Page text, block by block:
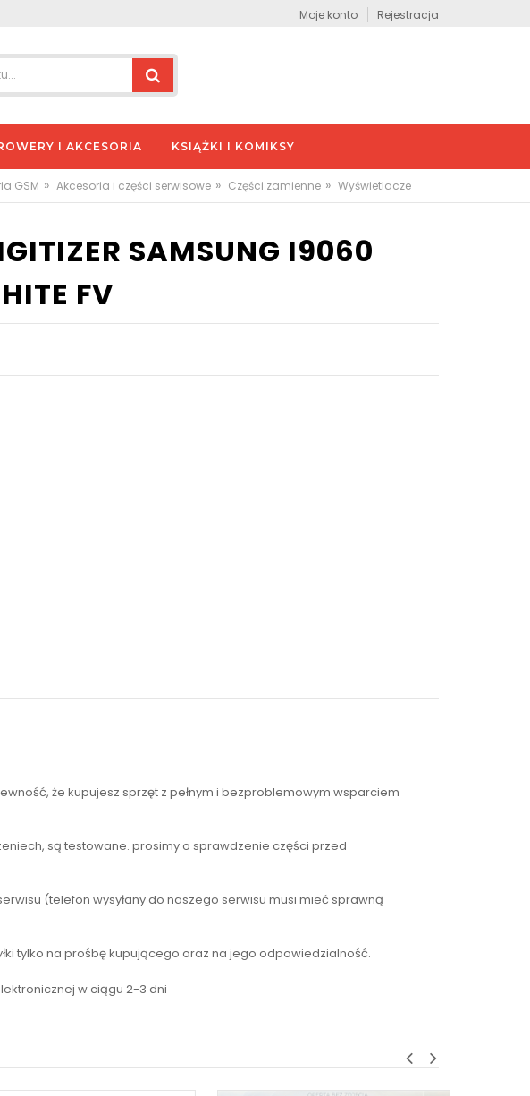
Moje konto Rejestracja
I AKCESORIA KSIĄŻKI I KOMIKSY
GSM » Akcesoria i części serwisowe » Części zamienne » Wyświetlacze
SAMSUNG I9060
FV
że kupujesz sprzęt z pełnym i bezproblemowym wsparciem
są testowane. prosimy o sprawdzenie części przed
(telefon wysyłany do naszego serwisu musi mieć sprawną
tylko na prośbę kupującego oraz na jego odpowiedzialność.
w ciągu 2-3 dni